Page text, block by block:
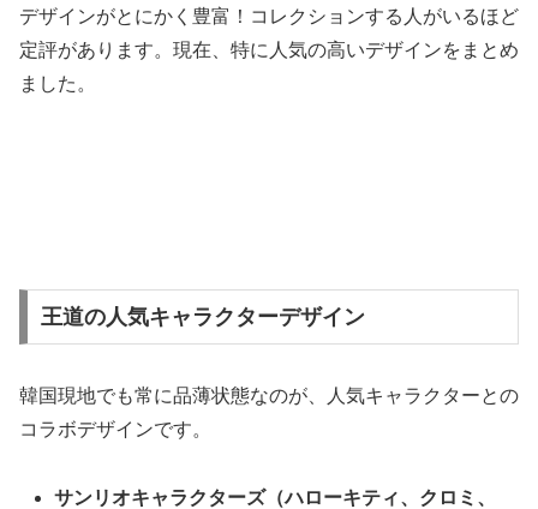
デザインがとにかく豊富！コレクションする人がいるほど
定評があります。現在、特に人気の高いデザインをまとめ
ました。
王道の人気キャラクターデザイン
韓国現地でも常に品薄状態なのが、人気キャラクターとの
コラボデザインです。
サンリオキャラクターズ（ハローキティ、クロミ、